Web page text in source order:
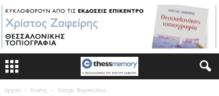
Αρχική Ετικέτες Θέατρο. Βαφοπούλειο